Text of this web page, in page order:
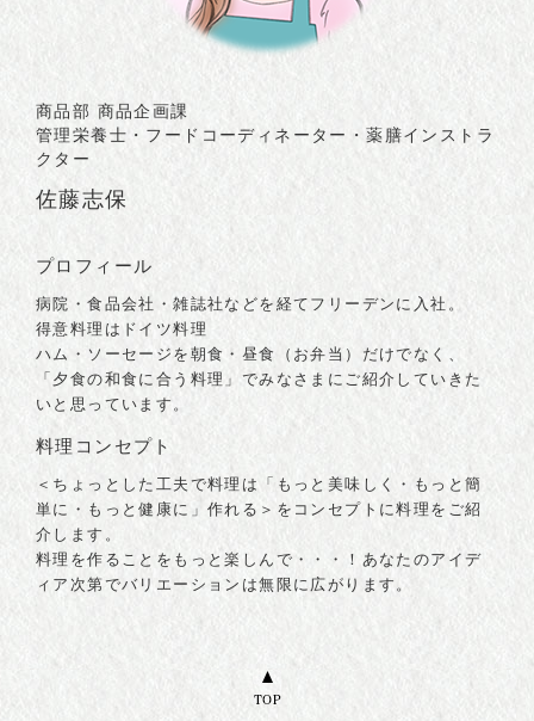
商品部 商品企画課
管理栄養士・フードコーディネーター・薬膳インストラ
クター
佐藤志保
プロフィール
病院・食品会社・雑誌社などを経てフリーデンに入社。
得意料理はドイツ料理
ハム・ソーセージを朝食・昼食（お弁当）だけでなく、
「夕食の和食に合う料理」でみなさまにご紹介していきた
いと思っています。
料理コンセプト
＜ちょっとした工夫で料理は「もっと美味しく・もっと簡
単に・もっと健康に」作れる＞をコンセプトに料理をご紹
介します。
料理を作ることをもっと楽しんで・・・！あなたのアイデ
ィア次第でバリエーションは無限に広がります。